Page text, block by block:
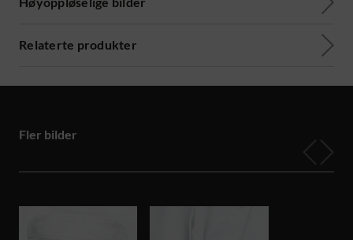
Relaterte produkter
Fler bilder